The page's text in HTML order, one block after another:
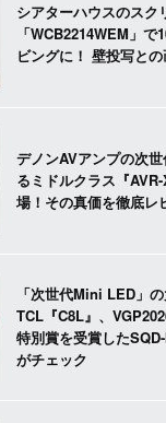
シアターハウスのスク
「WCB2214WEM」で
ビングに！ 壁投写と
デノンAVアンプの次
るミドルクラス『
場！その真価を徹底レ
「次世代Mini LED」の
TCL『C8L』、
特別賞を受賞した
がチェック